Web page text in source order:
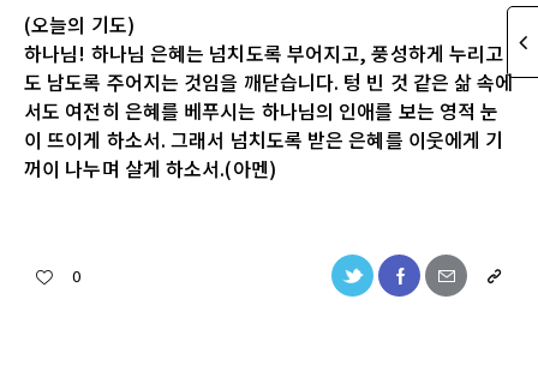
(오늘의 기도)
하나님! 하나님 은혜는 넘치도록 부어지고, 풍성하게 누리고
도 남도록 주어지는 것임을 깨닫습니다. 텅 빈 것 같은 삶 속에
서도 여전히 은혜를 베푸시는 하나님의 인애를 보는 영적 눈
이 뜨이게 하소서. 그래서 넘치도록 받은 은혜를 이웃에게 기
꺼이 나누며 살게 하소서.(아멘)
0